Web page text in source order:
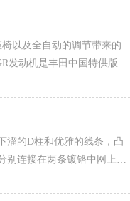
以及全自动的调节带来的
发动机是丰田中国特供版，
溜的D柱和优雅的线条，凸
别连接在两条镀铬中网上，